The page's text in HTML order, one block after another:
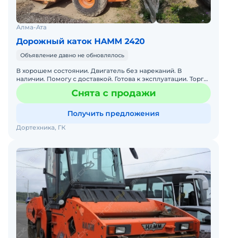
Алма-Ата
Дорожный каток HAMM 2420
Объявление давно не обновлялось
В хорошем состоянии. Двигатель без нареканий. В
наличии. Помогу с доставкой. Готова к эксплуатации. Торг
имеется, окончательная стоимость обсуждается при
встреч
Снята с продажи
Получить предложения
Дортехника, ГК